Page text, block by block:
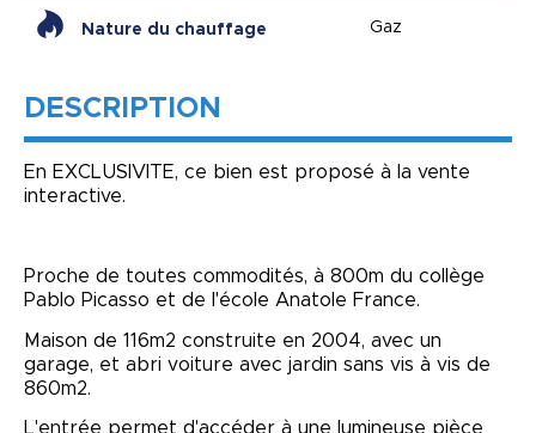
Nature du chauffage Gaz
DESCRIPTION
En EXCLUSIVITE, ce bien est proposé à la vente
interactive.
Proche de toutes commodités, à 800m du collège
Pablo Picasso et de l'école Anatole France.
Maison de 116m2 construite en 2004, avec un
garage, et abri voiture avec jardin sans vis à vis de
860m2.
L'entrée permet d'accéder à une lumineuse pièce